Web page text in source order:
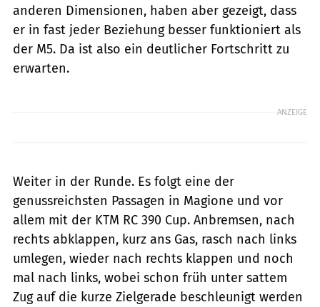
anderen Dimensionen, haben aber gezeigt, dass
er in fast jeder Beziehung besser funktioniert als
der M5. Da ist also ein deutlicher Fortschritt zu
erwarten.
ANZEIGE
Weiter in der Runde. Es folgt eine der
genussreichsten Passagen in Magione und vor
allem mit der KTM RC 390 Cup. Anbremsen, nach
rechts abklappen, kurz ans Gas, rasch nach links
umlegen, wieder nach rechts klappen und noch
mal nach links, wobei schon früh unter sattem
Zug auf die kurze Zielgerade beschleunigt werden